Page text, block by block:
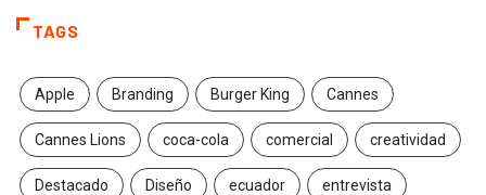
TAGS
Apple Branding Burger King Cannes
Cannes Lions coca-cola comercial creatividad
Destacado Diseño ecuador entrevista